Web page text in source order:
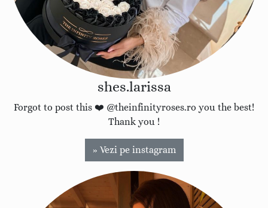
shes.larissa
Forgot to post this ❤️ @theinfinityroses.ro you the best!
Thank you !
» Vezi pe instagram